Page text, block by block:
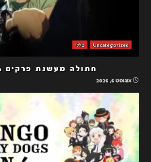
Uncategorized כללי
חתולה מעשנת פרקים 5-4
אוגוסט 6, 2026